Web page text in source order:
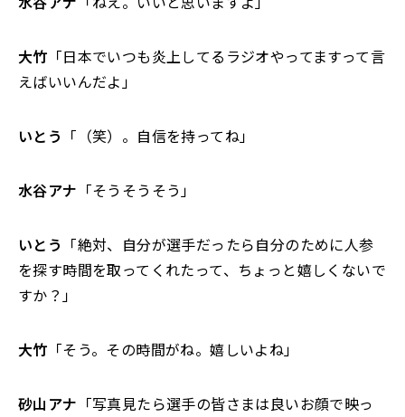
大竹 「日本でいつも炎上してるラジオやってますって言
えばいいんだよ」
いとう 「（笑）。自信を持ってね」
水谷アナ 「そうそうそう」
いとう 「絶対、自分が選手だったら自分のために人参
を探す時間を取ってくれたって、ちょっと嬉しくないで
すか？」
大竹 「そう。その時間がね。嬉しいよね」
砂山アナ 「写真見たら選手の皆さまは良いお顔で映っ